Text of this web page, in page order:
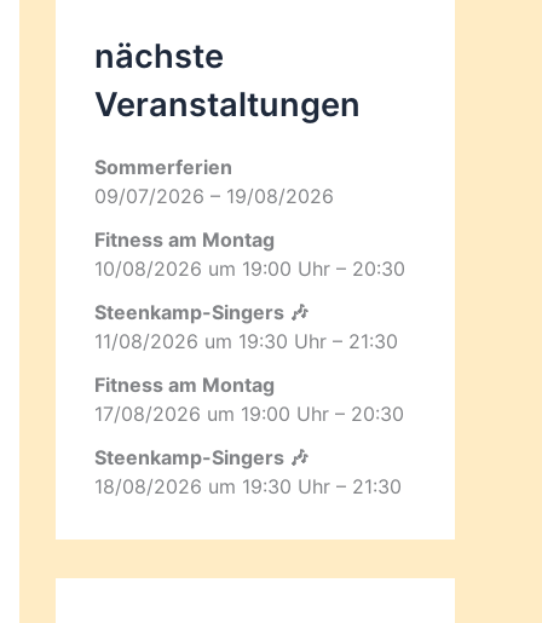
nächste
Veranstaltungen
Sommerferien
09/07/2026 – 19/08/2026
Fitness am Montag
10/08/2026 um 19:00 Uhr – 20:30
Steenkamp-Singers 🎶
11/08/2026 um 19:30 Uhr – 21:30
Fitness am Montag
17/08/2026 um 19:00 Uhr – 20:30
Steenkamp-Singers 🎶
18/08/2026 um 19:30 Uhr – 21:30